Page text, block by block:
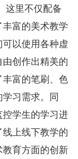
这里不仅配备
富的美术教学
以使用各种虚
创作出精美的
富的笔刷、色
习需求。同
学生的学习进
上线下教学的
育方面的创新